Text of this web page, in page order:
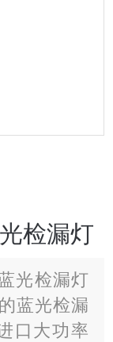
检漏灯
光检漏灯
蓝光检漏
口大功率